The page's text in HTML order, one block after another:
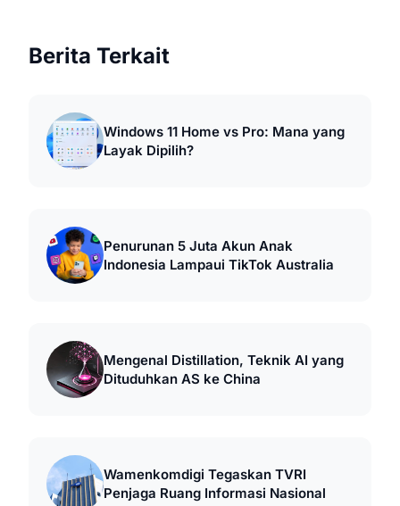
Berita Terkait
Windows 11 Home vs Pro: Mana yang
Layak Dipilih?
Penurunan 5 Juta Akun Anak
Indonesia Lampaui TikTok Australia
Mengenal Distillation, Teknik AI yang
Dituduhkan AS ke China
Wamenkomdigi Tegaskan TVRI
Penjaga Ruang Informasi Nasional